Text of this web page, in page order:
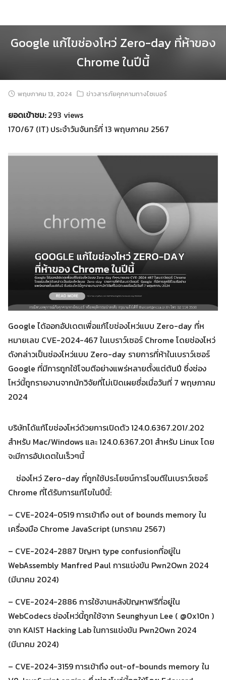
for: Search
Google แก้ไขช่องโหว่ Zero-day ที่ห้าของ
Chrome ในปีนี้
พฤษภาคม 13, 2024 ข่าวสารภัยคุกคามทางไซเบอร์
ยอดเข้าชม:293 views
170/67 (IT) ประจำวันจันทร์ที่ 13 พฤษภาคม 2567
Google ได้ออกอัปเดตเพื่อแก้ไขช่องโหว่แบบ Zero-day ที่ห
หมายเลข CVE-2024-467 ในเบราว์เซอร์ Chrome โดยช่องโหว่
ดังกล่าวเป็นช่องโหว่แบบ Zero-day รายการที่ห้าในเบราว์เซอร์
Google ที่มีการถูกใช้โจมตีอย่างแพร่หลายตั้งแต่ต้นปี ซึ่งช่อง
โหว่นี้ถูกรายงานจากนักวิจัยที่ไม่เปิดเผยชื่อเมื่อวันที่ 7 พฤษภาคม
2024
บริษัทได้แก้ไขช่องโหว่ด้วยการเปิดตัว 124.0.6367.201/.202
สำหรับ Mac/Windows และ 124.0.6367.201 สำหรับ Linux โดย
จะมีการอัปเดตในเร็วๆนี้
ช่องโหว่ Zero-day ที่ถูกใช้ประโยชน์การโจมตีในเบราว์เซอร์
Chrome ที่ได้รับการแก้ไขในปีนี้:
– CVE-2024-0519 การเข้าถึง out of bounds memory ใน
เครื่องมือ Chrome JavaScript (มกราคม 2567)
– CVE-2024-2887 ปัญหา type confusionที่อยู่ใน
WebAssembly Manfred Paul การแข่งขัน Pwn2Own 2024
(มีนาคม 2024)
– CVE-2024-2886 การใช้งานหลังปัญหาฟรีที่อยู่ใน
WebCodecs ช่องโหว่นี้ถูกใช้จาก Seunghyun Lee ( @0x10n )
จาก KAIST Hacking Lab ในการแข่งขัน Pwn2Own 2024
(มีนาคม 2024)
– CVE-2024-3159 การเข้าถึง out-of-bounds memory ใน